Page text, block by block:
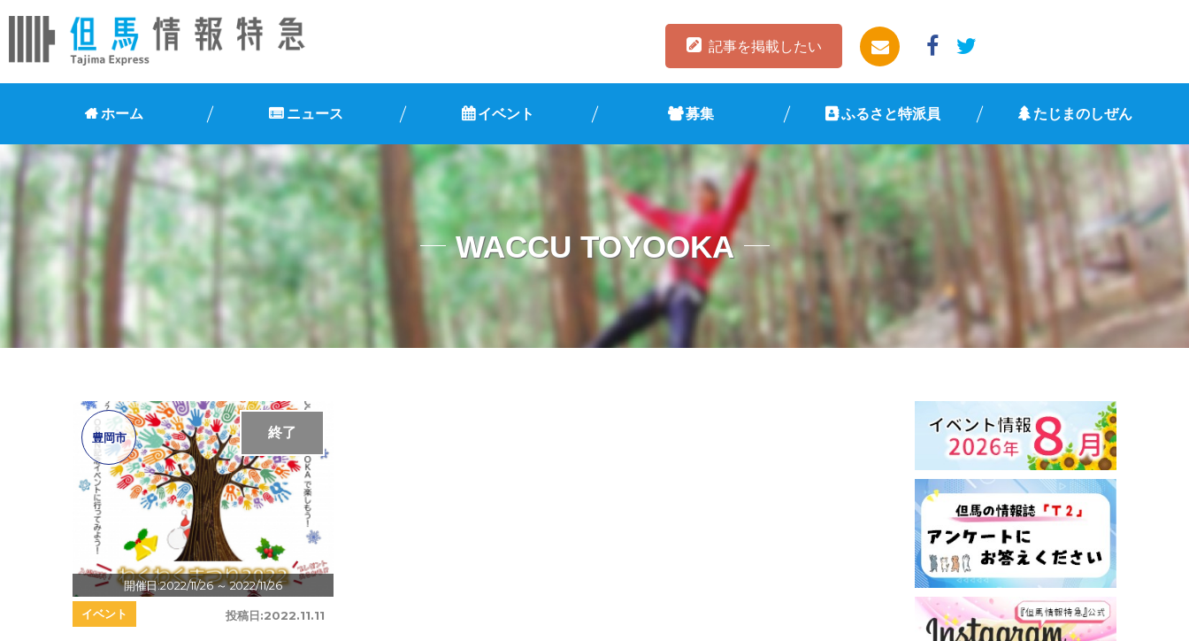
記事を掲載したい
ホーム ニュース イベント 募集 ふるさと特派員 たじまのしぜん
WACCU TOYOOKA
開催日:2022/11/26～ 2022/11/26
終了
豊岡市
投稿日:2022.11.11
イベント